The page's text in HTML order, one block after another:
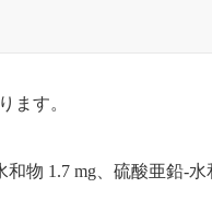
ます。
物 1.7 mg、硫酸亜鉛-水